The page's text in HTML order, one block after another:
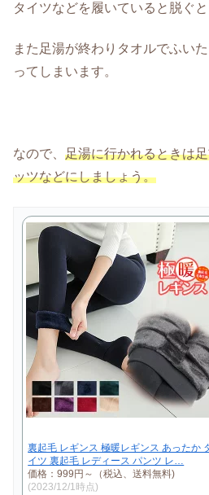
タイツなどを履いていると脱ぐ
また足湯が終わりタオルでふい
ってしまいます。
なので、 足湯に行かれるときは
ッツなどにしましょう。
裏起毛 レギンス 極暖レギンス あったか
イツ 裏起毛 レディース パンツ レ…
価格：999円～（税込、送料無料)
(2023/12/1時点)